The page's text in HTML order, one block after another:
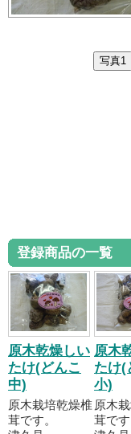
登録商品の一覧
原木乾燥しい
たけ(どんこ
中)
原木栽培乾燥椎
茸です。
原木
たけ(
小)
原木
茸です